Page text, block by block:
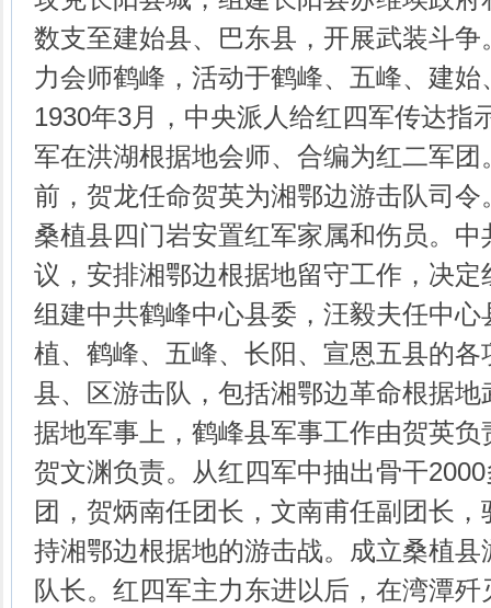
数支至建始县、巴东县，开展武装斗
力会师鹤峰，活动于鹤峰、五峰、建
1930年3月，中央派人给红四军传达指
军在洪湖根据地会师、合编为红二军
前，贺龙任命贺英为湘鄂边游击队司
桑植县四门岩安置红军家属和伤员。
议，安排湘鄂边根据地留守工作，决
组建中共鹤峰中心县委，汪毅夫任中
植、鹤峰、五峰、长阳、宣恩五县的
县、区游击队，包括湘鄂边革命根据
据地军事上，鹤峰县军事工作由贺英
贺文渊负责。从红四军中抽出骨干
团，贺炳南任团长，文南甫任副团长
持湘鄂边根据地的游击战。成立桑植
队长。红四军主力东进以后，在湾潭